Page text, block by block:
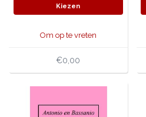
Kiezen
Om op te vreten
€0,00